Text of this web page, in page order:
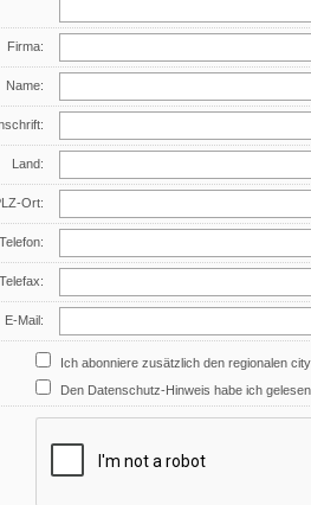
Firma:
Name:
Land:
Ort:
Telefon:
Telefax:
E-Mail:
Ich abonniere zusätzlich den regionalen
Den Datenschutz-Hinweis habe ich